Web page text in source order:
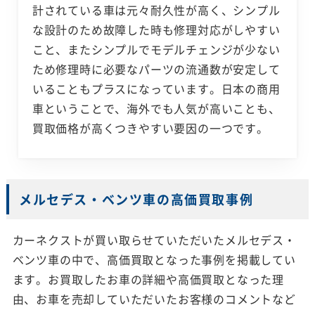
計されている車は元々耐久性が高く、シンプル
な設計のため故障した時も修理対応がしやすい
こと、またシンプルでモデルチェンジが少ない
ため修理時に必要なパーツの流通数が安定して
いることもプラスになっています。日本の商用
車ということで、海外でも人気が高いことも、
買取価格が高くつきやすい要因の一つです。
メルセデス・ベンツ車の高価買取事例
カーネクストが買い取らせていただいたメルセデス・
ベンツ車の中で、高価買取となった事例を掲載してい
ます。お買取したお車の詳細や高価買取となった理
由、お車を売却していただいたお客様のコメントなど